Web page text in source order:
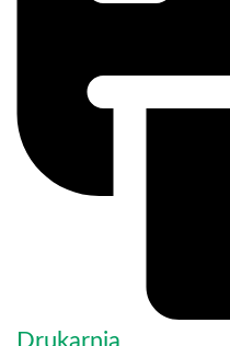
Drukarnia